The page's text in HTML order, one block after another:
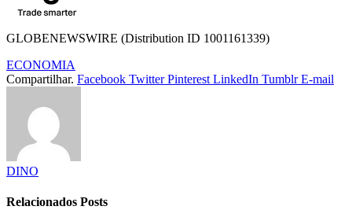
GLOBENEWSWIRE (Distribution ID 1001161339)
ECONOMIA
Compartilhar. Facebook Twitter Pinterest LinkedIn Tumblr E-mail
DINO
Relacionados Posts